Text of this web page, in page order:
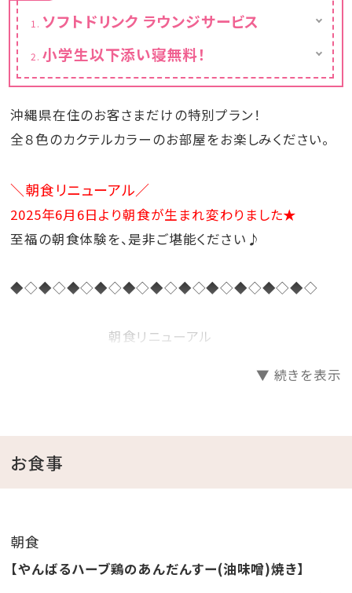
ソフトドリンク ラウンジサービス
1階レストランにてソフトドリンク＆スナックを
ご提供
(ご宿泊者限定 毎日（12：00～18：00）無料
ラウンジサービス)
小学生以下添い寝無料！
小学生添い寝のお子さまは、幼児（食事・布団
なし）にてお申込みください。
沖縄県在住のお客さまだけの特別プラン！
全８色のカクテルカラーのお部屋をお楽しみください。
＼朝食リニューアル／
2025年6月6日より朝食が生まれ変わりました★
至福の朝食体験を、是非ご堪能ください♪
◆◇◆◇◆◇◆◇◆◇◆◇◆◇◆◇◆◇◆◇◆◇
朝食リニューアル
◆◇◆◇◆◇◆◇◆◇◆◇◆◇◆◇◆◇◆◇◆◇
□□□□□□□□□□□□□□□□□□□□□
▼ 続きを表示
お食事
朝食
【やんばるハーブ鶏のあんだんすー(油味噌)焼き】